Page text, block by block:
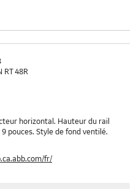
RT 48R
horizontal. Hauteur du rail
pouces. Style de fond ventilé.
fr/